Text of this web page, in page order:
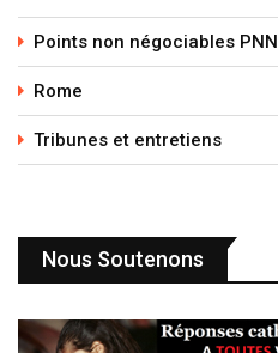
Points non négociables PNN
Rome
Tribunes et entretiens
Nous Soutenons